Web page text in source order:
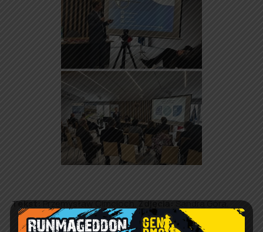
Tekst:Przemysław Cimcioch.Zdjęcia:Sandra Góra.